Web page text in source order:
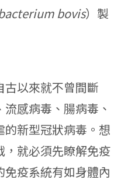
bovis）製
古以來就不曾間斷
感病毒、腸病毒、
新型冠狀病毒。想
，就必須先瞭解免疫
疫系統有如身體內